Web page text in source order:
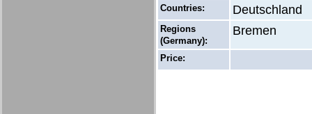
Countries: Deutschland
Regions
(Germany):
Bremen
Price: